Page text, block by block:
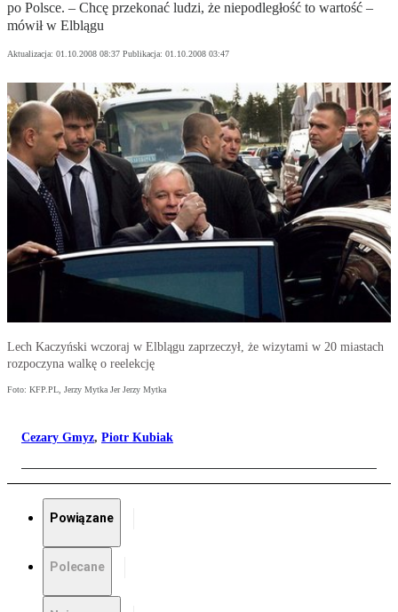
po Polsce. – Chcę przekonać ludzi, że niepodległość to wartość –
mówił w Elblągu
Aktualizacja: 01.10.2008 08:37 Publikacja: 01.10.2008 03:47
Lech Kaczyński wczoraj w Elblągu zaprzeczył, że wizytami w 20 miastach
rozpoczyna walkę o reelekcję
Foto: KFP.PL, Jerzy Mytka Jer Jerzy Mytka
Cezary Gmyz, Piotr Kubiak
Powiązane
Polecane